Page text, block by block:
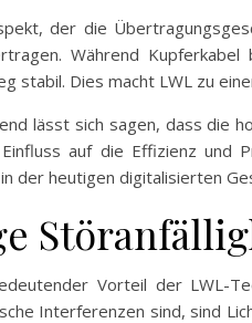
der die
Während
stabil. Dies macht LWL zu
lässt sich sagen, dass die
auf die Effizienz und
der heutigen digitalisierten
Vorteil der LWL-
Interferenzen sind, sind